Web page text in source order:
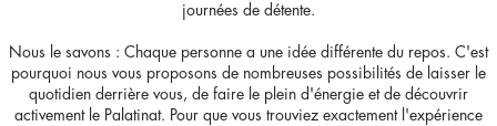
journées de détente.
Nous le savons : Chaque personne a une idée différente du repos. C'est
pourquoi nous vous proposons de nombreuses possibilités de laisser le
quotidien derrière vous, de faire le plein d'énergie et de découvrir
activement le Palatinat. Pour que vous trouviez exactement l'expérience